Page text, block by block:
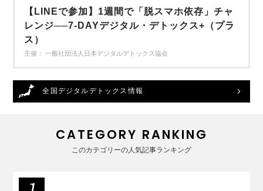
【LINEで参加】1週間で「脱スマホ依存」チャ
レンジ──7-DAYデジタル・デトックス+（プラ
ス）
主催： 一般社団法人日本デジタルデトックス協会
全国デジタルデトックス情報
CATEGORY RANKING
このカテゴリーの人気記事ランキング